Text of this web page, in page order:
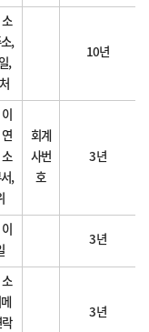
소
,
,
10년
소
,
회계
사번
호
3년
3년
소
락
3년